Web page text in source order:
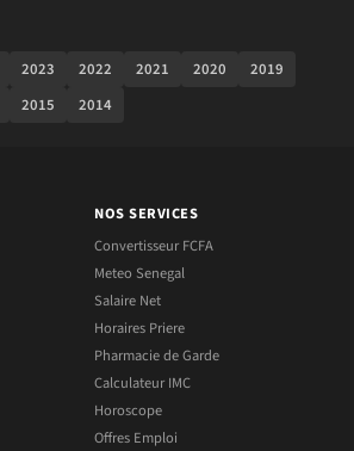
2023 2022 2021 2020
2019
2015 2014
NOS SERVICES
Convertisseur FCFA
Meteo Senegal
Salaire Net
Horaires Priere
Pharmacie de Garde
Calculateur IMC
Horoscope
Offres Emploi